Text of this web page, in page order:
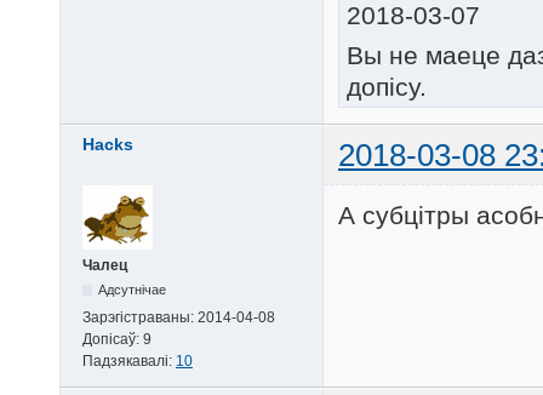
2018-03-07
Вы не маеце
допісу.
Hacks 2018-03-08
Чалец
Адсутнічае
Зарэгістраваны: 2014-04-08
Допісаў: 9
Падзякавалі: 10
А субцітры